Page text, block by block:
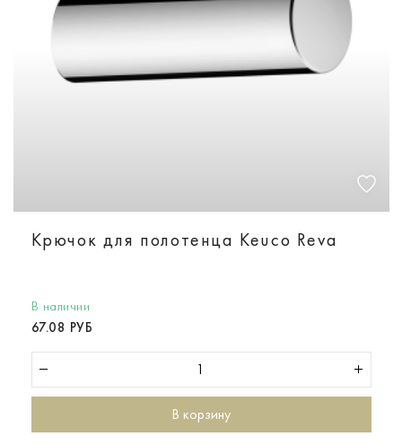
Крючок для полотенца Keuco Reva
В наличии
67.08 РУБ
В корзину